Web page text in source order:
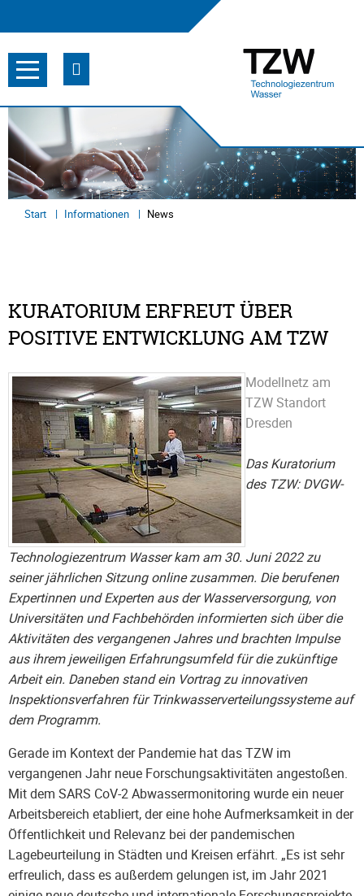
Start Informationen News
KURATORIUM ERFREUT ÜBER
POSITIVE ENTWICKLUNG AM TZW
Modellnetz am
TZW Standort
Dresden
Das Kuratorium
des TZW: DVGW-
Technologiezentrum Wasser kam am 30. Juni 2022 zu
seiner jährlichen Sitzung online zusammen. Die berufenen
Expertinnen und Experten aus der Wasserversorgung, von
Universitäten und Fachbehörden informierten sich über die
Aktivitäten des vergangenen Jahres und brachten Impulse
aus ihrem jeweiligen Erfahrungsumfeld für die zukünftige
Arbeit ein. Daneben stand ein Vortrag zu innovativen
Inspektionsverfahren für Trinkwasserverteilungssysteme auf
dem Programm.
Gerade im Kontext der Pandemie hat das TZW im
vergangenen Jahr neue Forschungsaktivi­täten angestoßen.
Mit dem SARS CoV-2 Abwassermonitoring wurde ein neuer
Arbeitsbereich etabliert, der eine hohe Aufmerksamkeit in der
Öf­fentlichkeit und Relevanz bei der pandemischen
Lagebeurteilung in Städ­ten und Kreisen erfährt. „Es ist sehr
erfreulich, dass es außerdem gelungen ist, im Jahr 2021